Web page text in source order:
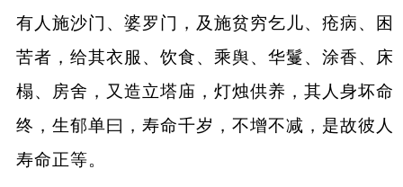
有人施沙门、婆罗门，及施贫穷乞儿、疮病、困
苦者，给其衣服、饮食、乘舆、华鬘、涂香、床
榻、房舍，又造立塔庙，灯烛供养，其人身坏命
终，生郁单曰，寿命千岁，不增不减，是故彼人
寿命正等。